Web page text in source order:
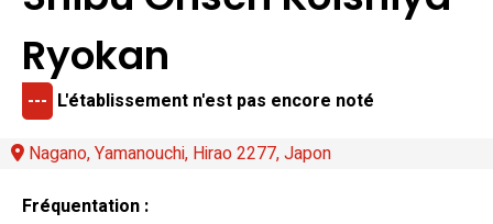
Ryokan
--- L'établissement n'est pas encore noté
Nagano, Yamanouchi, Hirao 2277, Japon
Fréquentation :